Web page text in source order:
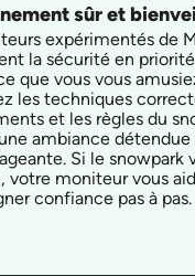
sûr et
expérimentés de
la sécurité en
que vous vous
les techniques
et les règles du
ambiance détendue
Si le snowpark
votre moniteur vous
confiance pas à pas.